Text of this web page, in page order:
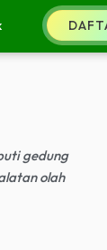
gedung
olah